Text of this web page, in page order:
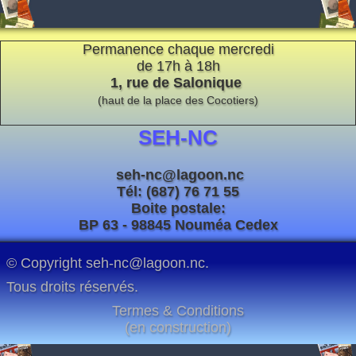
Espace réservé
Permanence chaque mercredi
de 17h à 18h
1, rue de Salonique
(haut de la place des Cocotiers)
SEH-NC
seh-nc@lagoon.nc
Tél: (687) 76 71 55
Boite postale:
BP 63 - 98845 Nouméa Cedex
© Copyright seh-nc@lagoon.nc.
Tous droits réservés.
Termes & Conditions
(en construction)